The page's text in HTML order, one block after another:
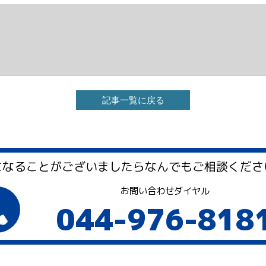
記事一覧に戻る
ることがございましたらなんでもご相談くだ
お問い合わせダイヤル
044-976-